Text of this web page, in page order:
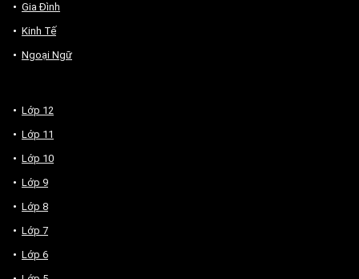
Gia Đình
Kinh Tế
Ngoại Ngữ
Lớp 12
Lớp 11
Lớp 10
Lớp 9
Lớp 8
Lớp 7
Lớp 6